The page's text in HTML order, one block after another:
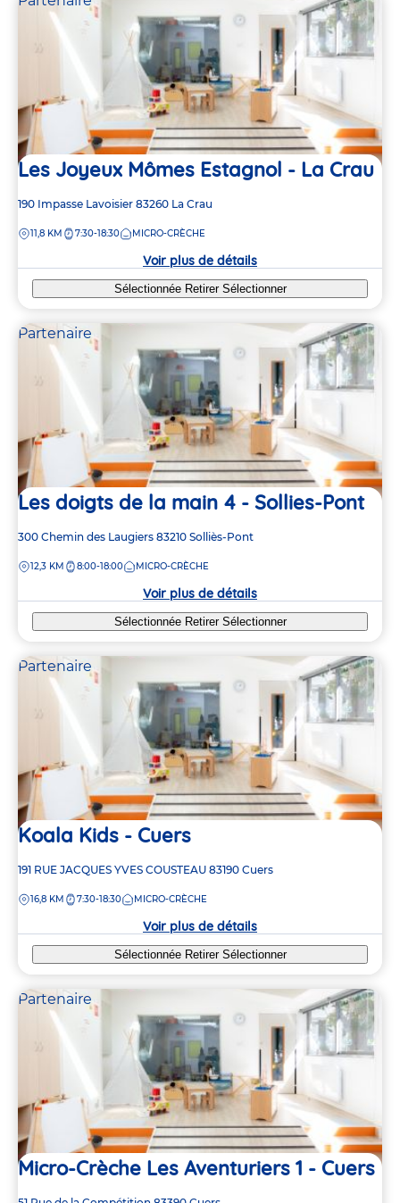
Les Joyeux Mômes Estagnol - La Crau
Adresse
la
190 Impasse Lavoisier 83260 La Crau
DISTANCE
11,8 KM 7:30-18:30 MICRO-CRÈCHE
Voir plus de détails
Sélectionnée Retirer Sélectionner
Partenaire
Les doigts de la main 4 - Sollies-Pont
Adresse
la
300 Chemin des Laugiers 83210 Solliès-Pont
DISTANCE
12,3 KM 8:00-18:00 MICRO-CRÈCHE
Voir plus de détails
Sélectionnée Retirer Sélectionner
Partenaire
Koala Kids - Cuers
Adresse
la
191 RUE JACQUES YVES COUSTEAU 83190 Cuers
DISTANCE
16,8 KM 7:30-18:30 MICRO-CRÈCHE
Voir plus de détails
Sélectionnée Retirer Sélectionner
Partenaire
Micro-Crèche Les Aventuriers 1 - Cuers